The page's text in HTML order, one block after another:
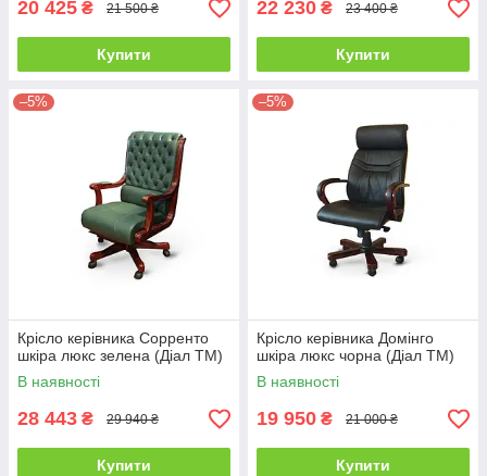
20 425 ₴ 21 500 ₴
Купити
22 230 ₴ 23 400 ₴
Купити
–5%
Крісло керівника Сорренто
шкіра люкс зелена (Діал ТМ)
В наявності
28 443 ₴ 29 940 ₴
Купити
–5%
Крісло керівника Домінго
шкіра люкс чорна (Діал ТМ)
В наявності
19 950 ₴ 21 000 ₴
Купити